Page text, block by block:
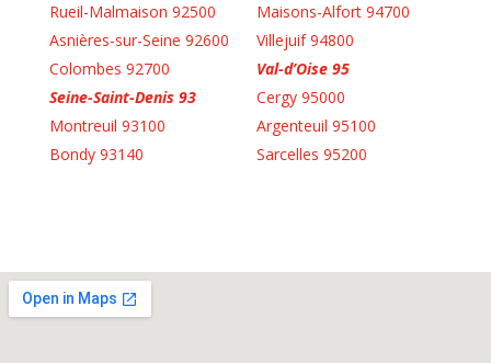
Rueil-Malmaison 92500
Asnières-sur-Seine 92600
Colombes 92700
Seine-Saint-Denis 93
Montreuil 93100
Bondy 93140
Maisons-Alfort 94700
Villejuif 94800
Val-d’Oise 95
Cergy 95000
Argenteuil 95100
Sarcelles 95200